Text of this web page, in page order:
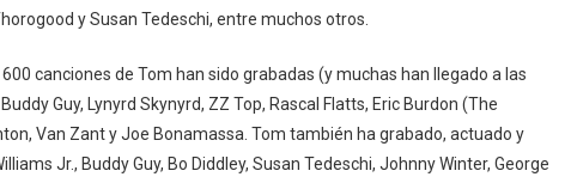
y Susan Tedeschi, entre muchos otros.
canciones de Tom han sido grabadas (y muchas han llegado a las
Guy, Lynyrd Skynyrd, ZZ Top, Rascal Flatts, Eric Burdon (The
Van Zant y Joe Bonamassa. Tom también ha grabado, actuado y
Jr., Buddy Guy, Bo Diddley, Susan Tedeschi, Johnny Winter, George